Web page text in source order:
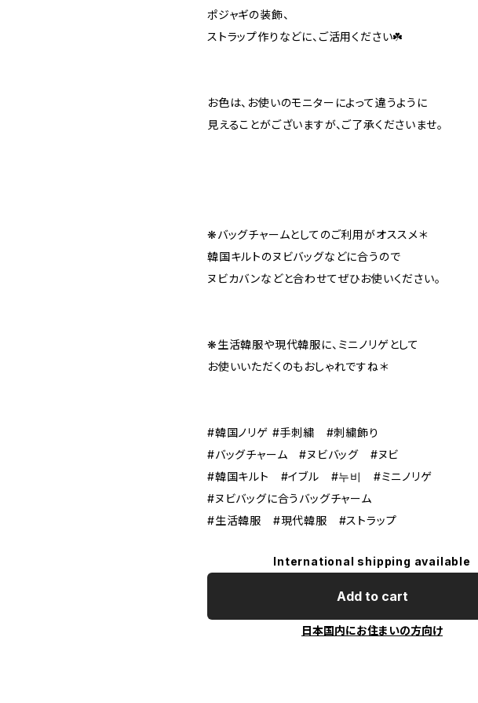
ポジャギの装飾、
ストラップ作りなどに、ご活用ください☘️
お色は、お使いのモニターによって違うように
見えることがございますが、ご了承くださいませ。
❋バッグチャームとしてのご利用がオススメ＊
韓国キルトのヌビバッグなどに合うので
ヌビカバンなどと合わせてぜひお使いください。
❋生活韓服や現代韓服に、ミニノリゲとして
お使いいただくのもおしゃれですね＊
#韓国ノリゲ #手刺繍 #刺繍飾り
#バッグチャーム #ヌビバッグ #ヌビ
#韓国キルト #イブル #누비 #ミニノリゲ
#ヌビバッグに合うバッグチャーム
#生活韓服 #現代韓服 #ストラップ
International shipping available
Add to cart
日本国内にお住まいの方向け